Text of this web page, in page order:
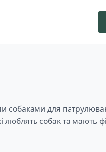
собаками для
люблять собак та мають